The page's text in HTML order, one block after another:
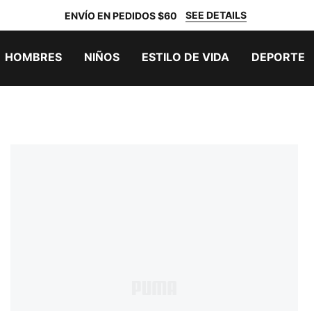
ENVÍO EN PEDIDOS $60 SEE DETAILS
HOMBRES NIÑOS ESTILO DE VIDA DEPORTE